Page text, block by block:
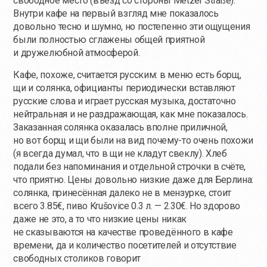
Внутри кафе на первый взгляд мне показалось
довольно тесно и шумно, но постепенно эти ощущения
были полностью сглажены общей приятной
и дружелюбной атмосферой.
Кафе, похоже, считается русским: в меню есть борщ,
щи и солянка, официанты периодически вставляют
русские слова и играет русская музыка, достаточно
нейтральная и не раздражающая, как мне показалось.
Заказанная солянка оказалась вполне приличной,
но вот борщ и щи были на вид почему-тоочень похожи
(я всегда думал, что в щи не кладут свеклу). Хлеб
подали без напоминания и отдельной строчки в счёте,
что приятно. Цены довольно низкие даже для Берлина:
солянка, принесённая далеко не в мензурке, стоит
всего 3.85€, пиво Krušovice 0.3 л. — 2.30€. Но здорово
даже не это, а то что низкие цены никак
не сказываются на качестве проведённого в кафе
времени, да и количество посетителей и отсутствие
свободных столиков говорит